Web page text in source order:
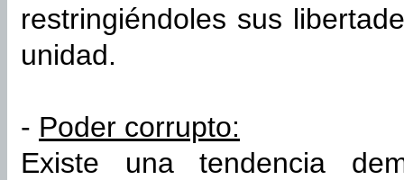
restringiéndoles sus
unidad.
- Poder corrupto:
Existe una tendencia